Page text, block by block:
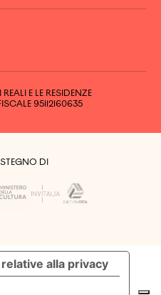
E LE RESIDENZE
95112160635
DI
alla privacy